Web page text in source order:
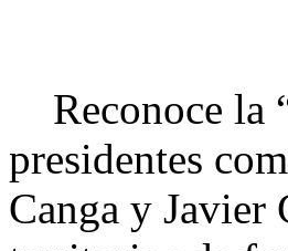
Reconoce la
presidentes
Canga y Javier